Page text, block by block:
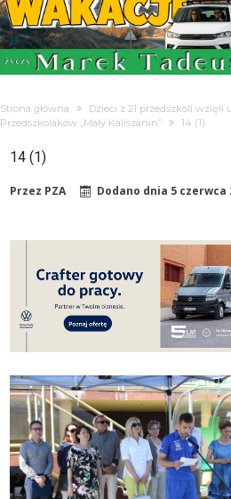
Strona główna
Dzieci z 21 przedszkoli wzięli
Przedszkolaków „Mały Kaliszanin”
14 (1)
14 (1)
Przez PZA Dodano dnia 5 czerwca